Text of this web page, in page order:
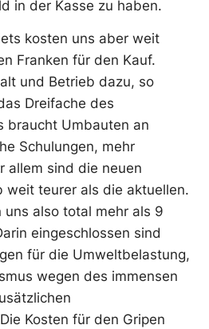
in der Kasse zu haben.
kosten uns aber weit
Franken für den Kauf.
und Betrieb dazu, so
Dreifache des
braucht Umbauten an
Schulungen, mehr
allem sind die neuen
weit teurer als die aktuellen.
uns also total mehr als 9
eingeschlossen sind
für die Umweltbelastung,
wegen des immensen
Kosten für den Gripen